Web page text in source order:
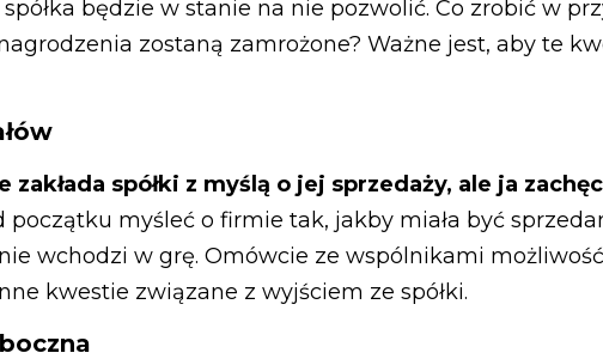
będzie w stanie na nie pozwolić. Co zrobić w
zostaną zamrożone? Ważne jest, aby te
zakłada spółki z myślą o jej sprzedaży, ale ja
początku myśleć o firmie tak, jakby miała być
wchodzi w grę. Omówcie ze wspólnikami
kwestie związane z wyjściem ze spółki.